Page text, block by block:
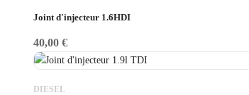
Joint d'injecteur 1.6HDI
40,00 €
DIESEL